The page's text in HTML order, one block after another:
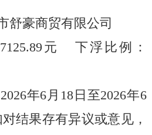
舒豪商贸有限公司
元
下浮比例：
2026年6 月 18日至2026年6
结果存有异议或意见，